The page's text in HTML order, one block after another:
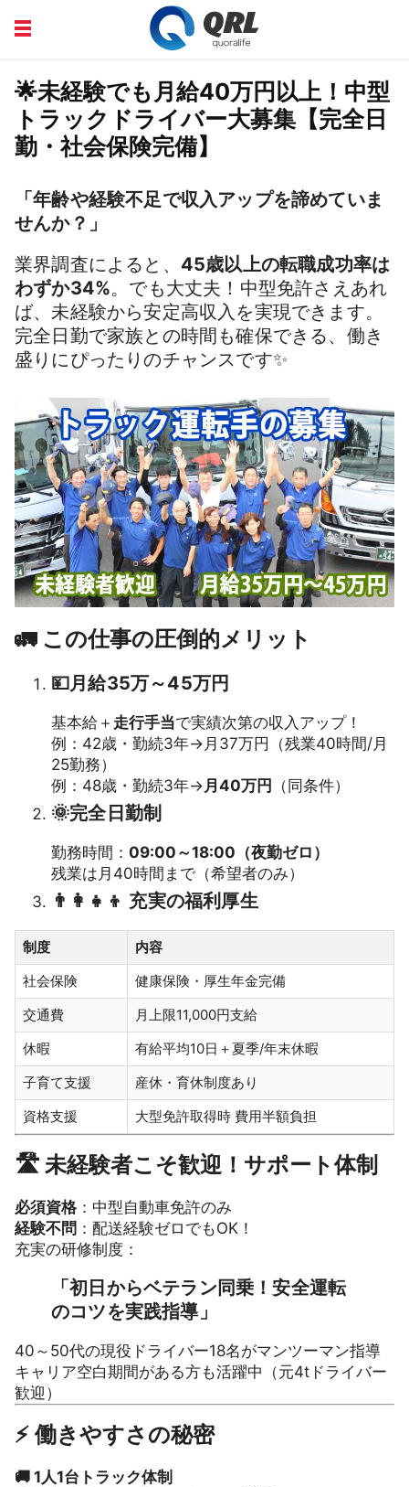
FINANCE HEALTH
LIFE
🌟未経験でも月給40万円以上！中型
トラックドライバー大募集【完全日
勤・社会保険完備】
「年齢や経験不足で収入アップを諦めていま
せんか？」
業界調査によると、 45歳以上の転職成功率は
わずか34%。でも大丈夫！中型免許さえあれ
ば、未経験から安定高収入を実現できます。
完全日勤で家族との時間も確保できる、働き
盛りにぴったりのチャンスです✨
🚛 この仕事の圧倒的メリット
💴月給35万～45万円
基本給＋ 走行手当で実績次第の収入アップ！
例：42歳・勤続3年→月37万円（残業40時間/月
25勤務）
例：48歳・勤続3年→ 月40万円 （同条件）
🌞完全日勤制
勤務時間： 09:00～18:00（夜勤ゼロ）
残業は月40時間まで（希望者のみ）
👨‍👩‍👧‍👦 充実の福利厚生
制度
内容
社会保険
健康保険・厚生年金完備
交通費
月上限11,000円支給
休暇
有給平均10日＋夏季/年末休暇
子育て支援
産休・育休制度あり
資格⽀援
大型免許取得時 費用半額負担
🛣️ 未経験者こそ歓迎！サポート体制
必須資格 ：中型自動車免許のみ
経験不問 ：配送経験ゼロでもOK！
充実の研修制度：
「初日からベテラン同乗！安全運転
のコツを実践指導」
40～50代の現役ドライバー18名がマンツーマン指導
キャリア空白期間がある方も活躍中（元4tドライバー
歓迎）
⚡ 働きやすさの秘密
🚚 1人1台トラック体制